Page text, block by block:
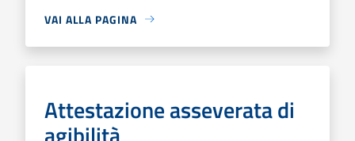
VAI ALLA PAGINA
Attestazione asseverata di